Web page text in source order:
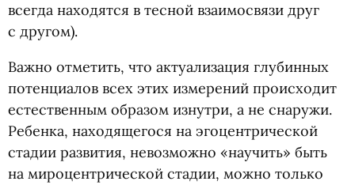
всегда находятся в тесной взаимосвязи друг
с другом).
Важно отметить, что актуализация глубинных
потенциалов всех этих измерений происходит
естественным образом изнутри, а не снаружи.
Ребенка, находящегося на эгоцентрической
стадии развития, невозможно «научить» быть
на мироцентрической стадии, можно только